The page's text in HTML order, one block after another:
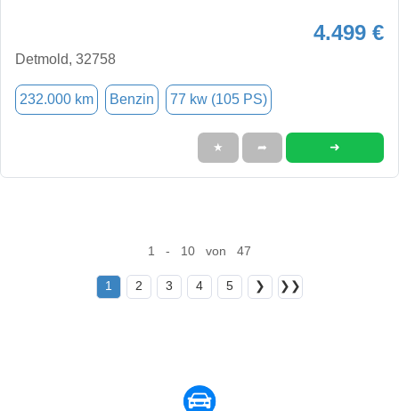
4.499 €
Detmold, 32758
232.000 km Benzin 77 kw (105 PS)
★ ➦ ➜
1 - 10 von 47
1 2 3 4 5 ❯ ❯❯